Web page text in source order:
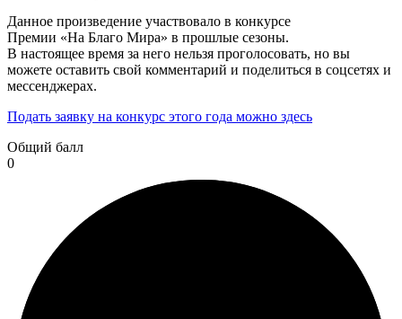
Данное произведение участвовало в конкурсе
Премии «На Благо Мира» в прошлые сезоны.
В настоящее время за него нельзя проголосовать, но вы
можете оставить свой комментарий и поделиться в соцсетях и
мессенджерах.
Подать заявку на конкурс этого года можно здесь
Общий балл
0